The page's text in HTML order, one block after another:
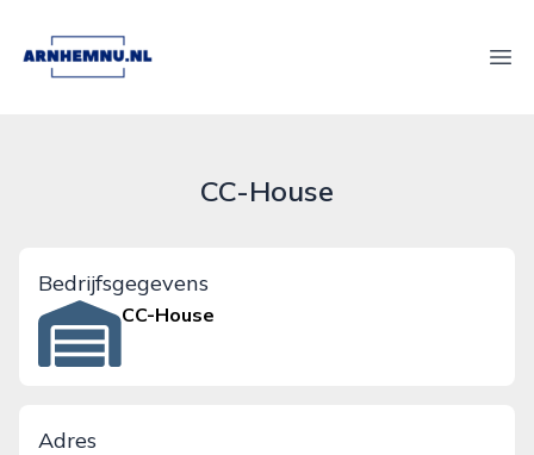
arnhemnu.nl
CC-House
Bedrijfsgegevens
CC-House
Adres